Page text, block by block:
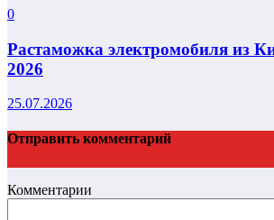
0
Растаможка электромобиля из
2026
25.07.2026
Отправить комментарий
Комментарии